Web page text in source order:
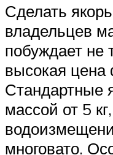
Сделать
владельцев
побуждает не
высокая
Стандартные
массой от 5
многовато.